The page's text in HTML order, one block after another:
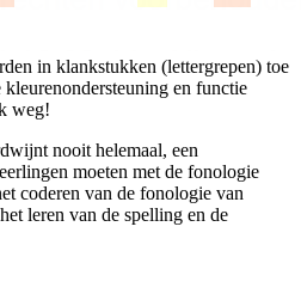
in klankstukken (lettergrepen) toe
en functie
weg!
nooit helemaal, een
moeten met de fonologie
coderen van de fonologie van
leren van de spelling en de